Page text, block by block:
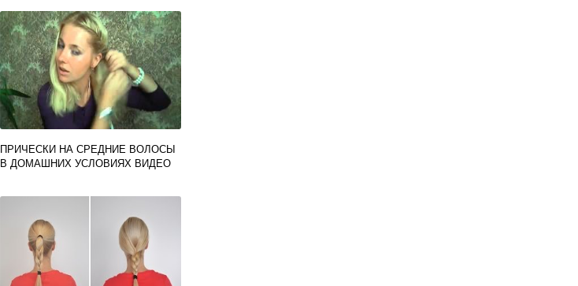
ПРИЧЕСКИ НА СРЕДНИЕ ВОЛОСЫ
В ДОМАШНИХ УСЛОВИЯХ ВИДЕО